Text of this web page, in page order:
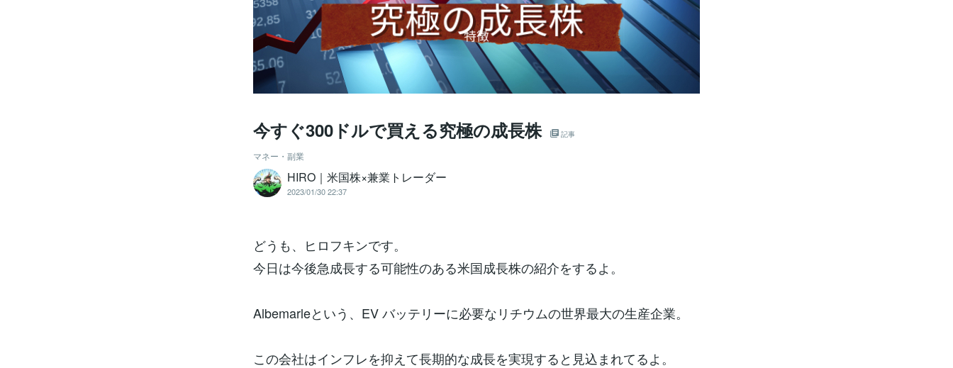
今すぐ300ドルで買える究極の成長株 記事
マネー・副業
HIRO｜米国株×兼業トレーダー
2023/01/30 22:37
どうも、ヒロフキンです。
今日は今後急成長する可能性のある米国成長株の紹介をするよ。
Albemarleという、EV バッテリーに必要なリチウムの世界最大の生産企業。
この会社はインフレを抑えて長期的な成長を実現すると見込まれてるよ。